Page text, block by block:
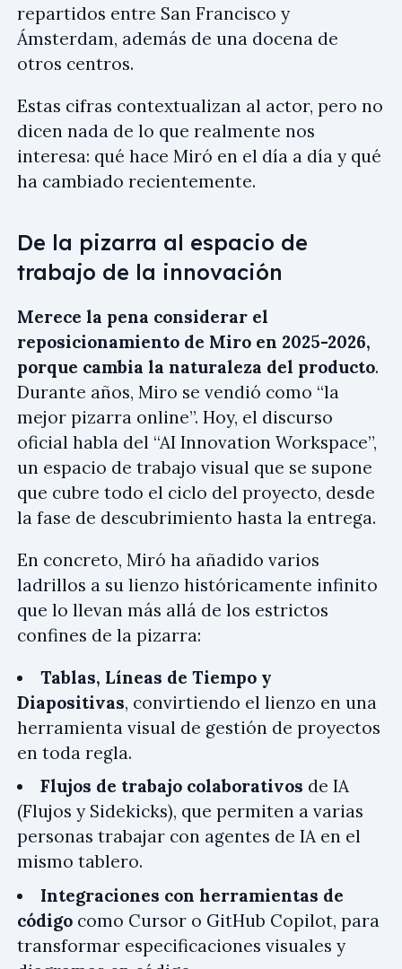
repartidos entre San Francisco y
Ámsterdam, además de una docena de
otros centros.
Estas cifras contextualizan al actor, pero no
dicen nada de lo que realmente nos
interesa: qué hace Miró en el día a día y qué
ha cambiado recientemente.
De la pizarra al espacio de
trabajo de la innovación
Merece la pena considerar el
reposicionamiento de Miro en 2025-2026,
porque cambia la naturaleza del producto.
Durante años, Miro se vendió como “la
mejor pizarra online”. Hoy, el discurso
oficial habla del “AI Innovation Workspace”,
un espacio de trabajo visual que se supone
que cubre todo el ciclo del proyecto, desde
la fase de descubrimiento hasta la entrega.
En concreto, Miró ha añadido varios
ladrillos a su lienzo históricamente infinito
que lo llevan más allá de los estrictos
confines de la pizarra:
Tablas, Líneas de Tiempo y
Diapositivas, convirtiendo el lienzo en una
herramienta visual de gestión de proyectos
en toda regla.
Flujos de trabajo colaborativos de IA
(Flujos y Sidekicks), que permiten a varias
personas trabajar con agentes de IA en el
mismo tablero.
Integraciones con herramientas de
código como Cursor o GitHub Copilot, para
transformar especificaciones visuales y